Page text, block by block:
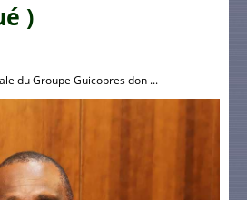
)
du Groupe Guicopres don ...